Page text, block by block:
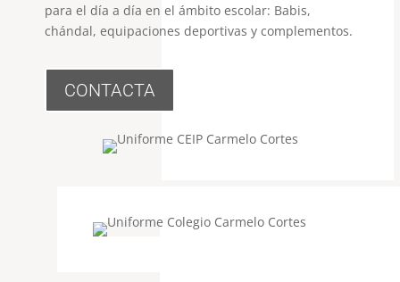
para el día a día en el ámbito escolar: Babis,
chándal, equipaciones deportivas y complementos.
CONTACTA